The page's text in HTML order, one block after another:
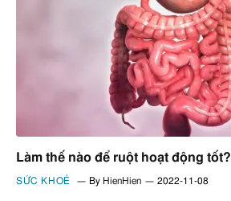
Làm thế nào để ruột hoạt động tốt?
SỨC KHOẺ By HienHien 2022-11-08